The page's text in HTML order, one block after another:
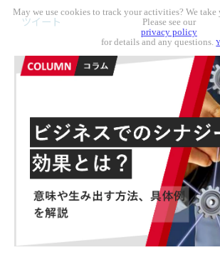
ツイート
May we use cookies to track your activities? We
Please see our
privacy policy
for details and any questions.